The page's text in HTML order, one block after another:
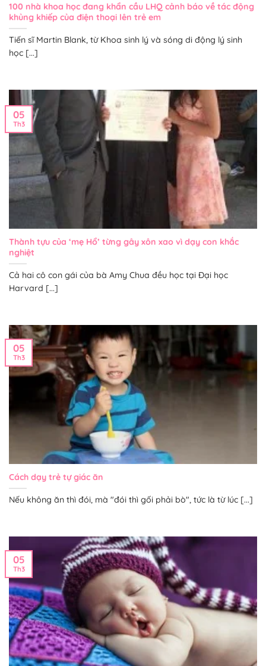
100 nhà khoa học đang khẩn cầu LHQ cảnh báo về tác động
khủng khiếp của điện thoại lên trẻ em
Tiến sĩ Martin Blank, từ Khoa sinh lý và sóng di động lý sinh
học [...]
Thành tựu của ‘mẹ Hổ’ từng gây xôn xao vì dạy con khắc
nghiệt
Cả hai cô con gái của bà Amy Chua đều học tại Đại học
Harvard [...]
05
Th3
Cách dạy trẻ tự giác ăn
Nếu không ăn thì đói, mà "đói thì gối phải bò", tức là từ lúc [...]
05
Th3
05
Th3